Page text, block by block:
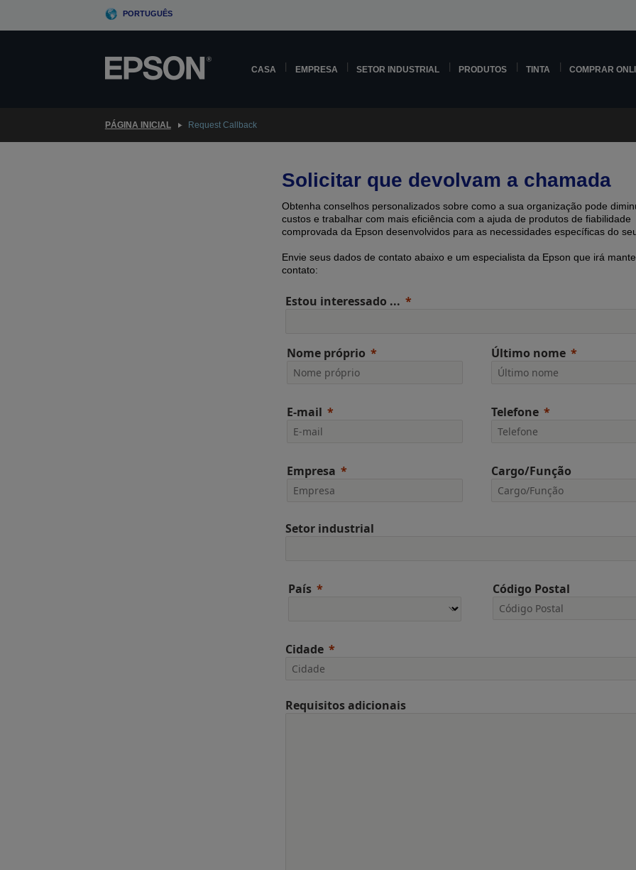
PORTUGUÊS
CASA EMPRESA SETOR INDUSTRIAL PRODUTOS TINTA COMPRAR
PÁGINA INICIAL Request Callback
Solicitar que devolvam a chamada
Obtenha conselhos personalizados sobre como a sua organização pode
custos e trabalhar com mais eficiência com a ajuda de produtos de fiabilidade
comprovada ​​da Epson desenvolvidos para as necessidades específicas do
Envie seus dados de contato abaixo e um especialista da Epson que irá
contato:
Estou interessado ...
Nome próprio Último nome
E-mail Telefone
Empresa Cargo/Função
Setor industrial
País Código Postal
Cidade
Requisitos adicionais